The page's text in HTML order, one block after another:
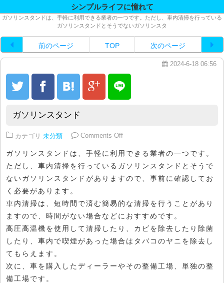
シンプルライフに憧れて
ガソリンスタンドは、手軽に利用できる業者の一つです。ただし、車内清掃を行っている
ガソリンスタンドとそうでないガソリンスタ
前のページ TOP 次のページ
2024-6-18 06:56
ガソリンスタンド
カテゴリ 未分類 Comments Offon ガソリンスタンド
ガソリンスタンドは、手軽に利用できる業者の一つです。
ただし、車内清掃を行っているガソリンスタンドとそうで
ないガソリンスタンドがありますので、事前に確認してお
く必要があります。
車内清掃は、短時間で済む簡易的な清掃を行うことがあり
ますので、時間がない場合などにおすすめです。
高圧高温機を使用して清掃したり、カビを除去したり除菌
したり、車内で喫煙があった場合はタバコのヤニを除去し
てもらえます。
次に、車を購入したディーラーやその整備工場、単独の整
備工場です。